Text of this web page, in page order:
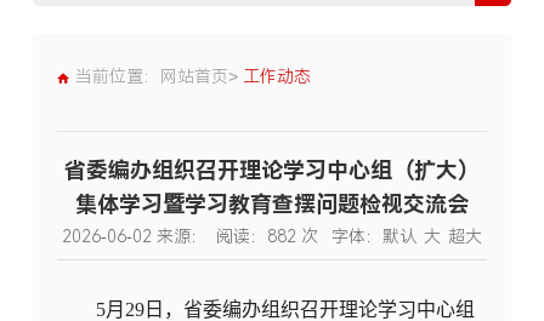
当前位置： 网站首页> 工作动态
省委编办组织召开理论学习中心组（扩大）
集体学习暨学习教育查摆问题检视交流会
2026-06-02 来源： 阅读： 882 次 字体： 默认 大 超大
5月29日，省委编办组织召开理论学习中心组